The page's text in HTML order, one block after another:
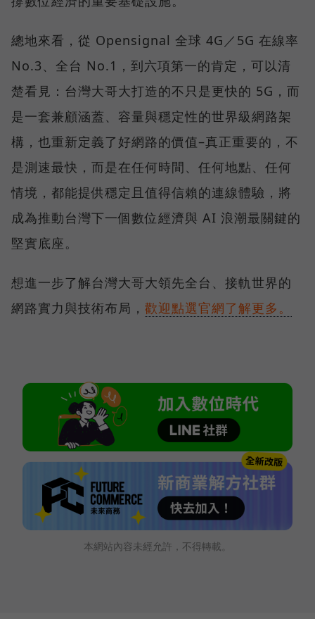
總地來看，從 Opensignal 全球 4G／5G 在線率
No.3、全台 No.1，到六項第一的肯定，可以清
楚看見：台灣大哥大打造的不只是更快的 5G，而
是一套兼顧涵蓋、容量與穩定性的世界級網路架
構，也重新定義了好網路的價值–真正重要的，不
是測速最快，而是在任何時間、任何地點、任何
情境，都能提供穩定且值得信賴的連線體驗，將
成為推動台灣下一個數位經濟與 AI 浪潮最關鍵的
堅實底座。
想進一步了解台灣大哥大領先全台、接軌世界的
網路實力與技術布局， 歡迎點選官網了解更多。
本網站內容未經允許，不得轉載。